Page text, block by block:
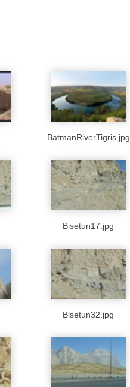
BatmanRiverTigris.jpg
Bisetun17.jpg
Bisetun32.jpg